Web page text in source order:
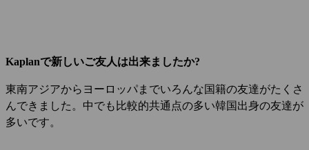
Kaplanで新しいご友人は出来ましたか?
東南アジアからヨーロッパまでいろんな国籍の友達がたくさ
んできました。中でも比較的共通点の多い韓国出身の友達が
多いです。